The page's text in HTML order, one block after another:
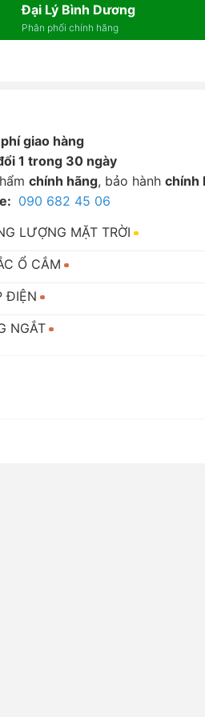
Đại Lý Bình Dương
Phân phối chính hãng
giao hàng
1 trong 30 ngày
chính hãng, bảo hành chính
090 682 45 06
LƯỢNG MẶT TRỜI
Ổ CẮM
ĐIỆN
NGẮT